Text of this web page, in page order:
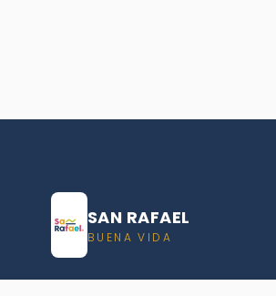
SAN RAFAEL
BUENA VIDA